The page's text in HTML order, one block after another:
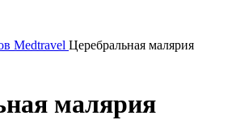
Medtravel Церебральная малярия
малярия